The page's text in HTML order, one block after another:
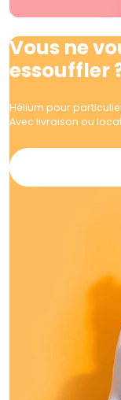
Vous ne
essouffler
Hélium pour
Avec livraison ou